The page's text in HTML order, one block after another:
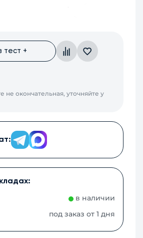
тест +
не окончательная, уточняйте у
в наличии
под заказ от 1 дня